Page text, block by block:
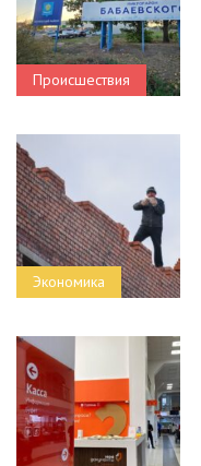
Происшествия
Экономика